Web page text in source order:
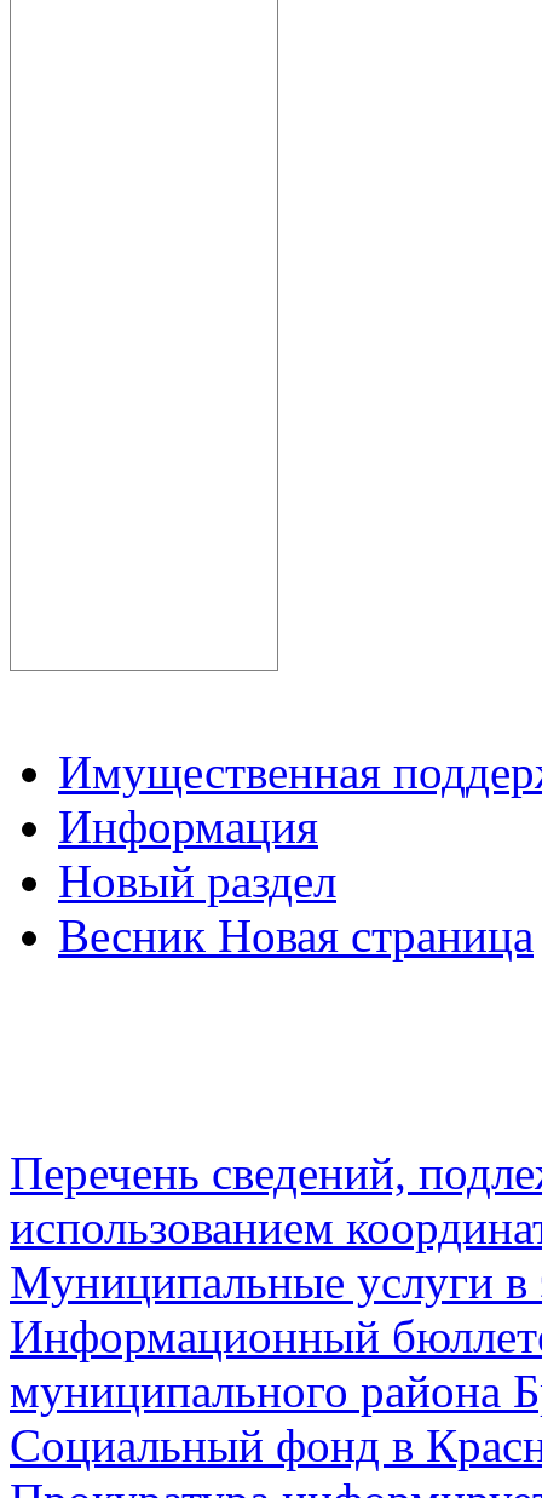
Имущественная
Информация
Новый раздел
Весник Новая страница
Перечень сведений,
использованием
Муниципальные услуги в
Информационный
муниципального района
Социальный фонд в